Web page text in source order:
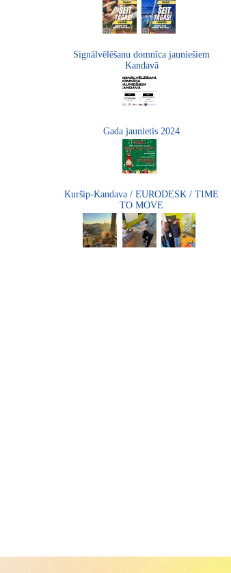
Signālvēlēšanu domnīca jauniešiem
Kandavā
Gada jaunietis 2024
Kuršip-Kandava / EURODESK / TIME
TO MOVE